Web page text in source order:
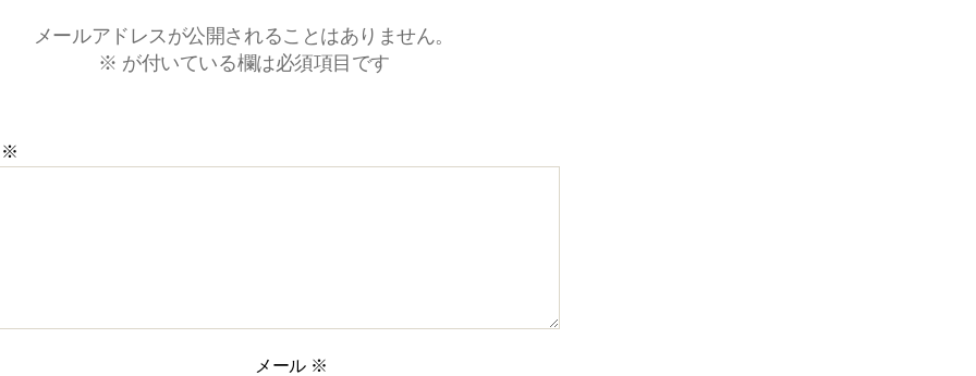
メールアドレスが公開されることはありません。
※ が付いている欄は必須項目です
※
メール ※